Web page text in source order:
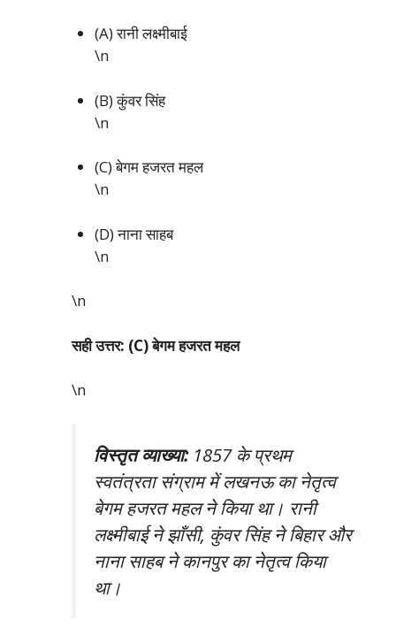
(A) रानी लक्ष्मीबाई
\n
(B) कुंवर सिंह
\n
(C) बेगम हजरत महल
\n
(D) नाना साहब
\n
\n
सही उत्तर: (C) बेगम हजरत महल
\n
विस्तृत व्याख्या:1857 के प्रथम
स्वतंत्रता संग्राम में लखनऊ का नेतृत्व
बेगम हजरत महल ने किया था। रानी
लक्ष्मीबाई ने झाँसी, कुंवर सिंह ने बिहार और
नाना साहब ने कानपुर का नेतृत्व किया
था।